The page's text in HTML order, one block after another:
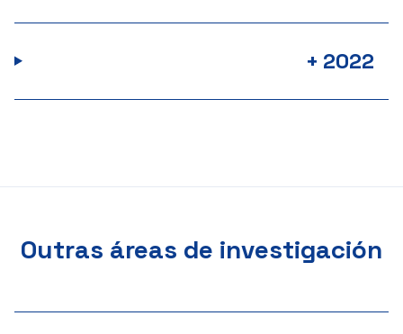
+ 2022
Outras áreas de investigación